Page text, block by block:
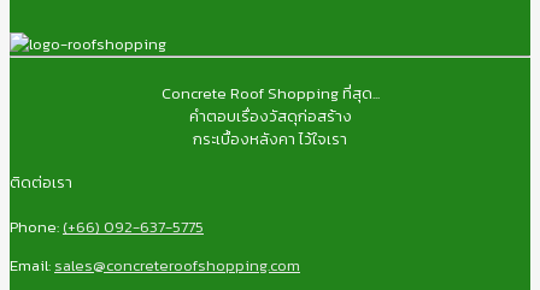
Concrete Roof Shopping ที่สุด...
คำตอบเรื่องวัสดุก่อสร้าง
กระเบื้องหลังคา ไว้ใจเรา
ติดต่อเรา
Phone: (+66) 092-637-5775
Email: sales@concreteroofshopping.com